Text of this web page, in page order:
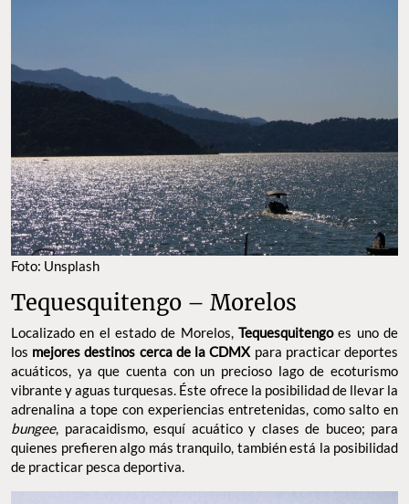
Foto: Unsplash
Tequesquitengo – Morelos
Localizado en el estado de Morelos, Tequesquitengoes uno de
los mejores destinos cerca de la CDMX para practicar deportes
acuáticos, ya que cuenta con un precioso lago de ecoturismo
vibrante y aguas turquesas. Éste ofrece la posibilidad de llevar la
adrenalina a tope con experiencias entretenidas, como salto en
bungee, paracaidismo, esquí acuático y clases de buceo; para
quienes prefieren algo más tranquilo, también está la posibilidad
de practicar pesca deportiva.